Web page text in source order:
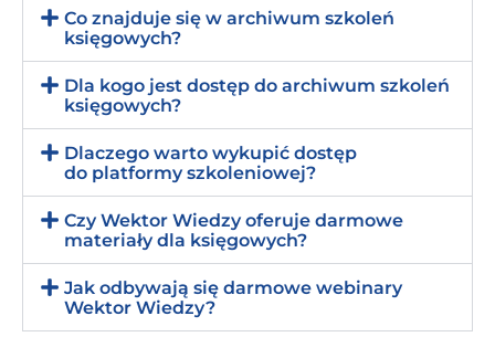
Co znajduje się w archiwum szkoleń
księgowych?
Dla kogo jest dostęp do archiwum szkoleń
księgowych?
Dlaczego warto wykupić dostęp
do platformy szkoleniowej?
Czy Wektor Wiedzy oferuje darmowe
materiały dla księgowych?
Jak odbywają się darmowe webinary
Wektor Wiedzy?